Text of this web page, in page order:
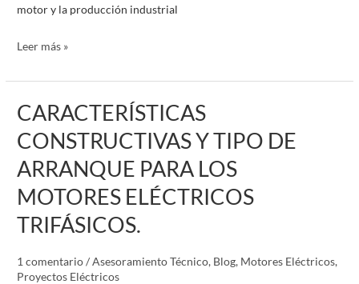
motor y la producción industrial
Leer más »
CARACTERÍSTICAS
CONSTRUCTIVAS Y TIPO DE
ARRANQUE PARA LOS
MOTORES ELÉCTRICOS
TRIFÁSICOS.
1 comentario/Asesoramiento Técnico, Blog, Motores Eléctricos,
Proyectos Eléctricos
CARACTERÍSTICAS
Y
TIPO
DE
ARRANQUE
PARA
MOTORES